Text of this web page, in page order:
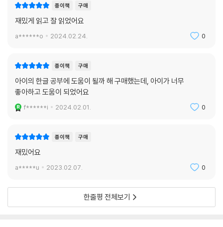
종이책 구매
재밌게 읽고 잘 읽었어요
a******o 2024.02.24. 0
종이책 구매
아이의 한글 공부에 도움이 될까 해 구매했는데, 아이가 너무
좋아하고 도움이 되었어요
f******i 2024.02.01. 0
종이책 구매
재밌어요
a*****u 2023.02.07. 0
한줄평 전체보기